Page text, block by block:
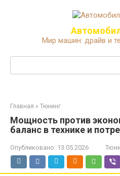
Мир машин: драйв и
Главная » Тюнинг
Мощность против
баланс в технике и
Опубликовано: 13.05.2026